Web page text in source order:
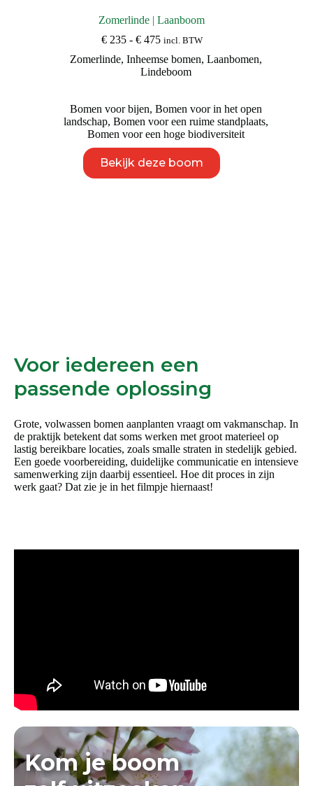
Zomerlinde | Laanboom
€235 - €475Prijsklasse:
tot
€ 475
incl. BTW
Zomerlinde, Inheemse bomen, Laanbomen,
Lindeboom
Bomen voor bijen, Bomen voor in het open
landschap, Bomen voor een ruime standplaats,
Bomen voor een hoge biodiversiteit
Bekijk deze boom
product
heeft
Voor iedereen een
passende oplossing
Grote, volwassen bomen aanplanten vraagt om vakmanschap. In
de praktijk betekent dat soms werken met groot materieel op
lastig bereikbare locaties, zoals smalle straten in stedelijk gebied.
Een goede voorbereiding, duidelijke communicatie en intensieve
samenwerking zijn daarbij essentieel. Hoe dit proces in zijn
werk gaat? Dat zie je in het filmpje hiernaast!
Kom je boom